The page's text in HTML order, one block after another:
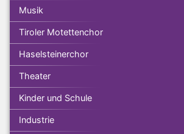
Musik
Tiroler Motettenchor
Haselsteinerchor
Theater
Kinder und Schule
Industrie